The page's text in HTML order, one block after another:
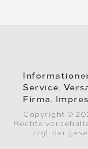
Service,
Firma,
Copyright ©
Rechte
zzgl. der